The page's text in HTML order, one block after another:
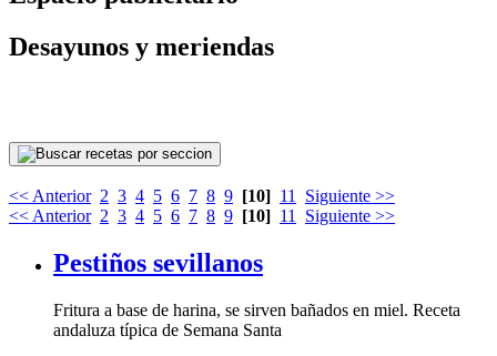
Desayunos y meriendas
<< Anterior 2 3 4 5 6 7 8 9 [10] 11
Siguiente >>
<< Anterior 2 3 4 5 6 7 8 9 [10] 11 Siguiente >>
Pestiños sevillanos
andaluza típica de Semana Santa